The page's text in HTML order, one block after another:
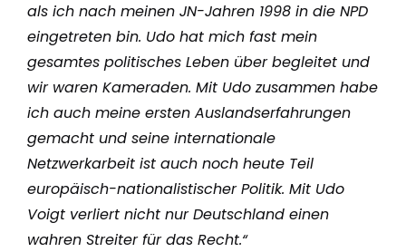
als ich nach meinen JN-Jahren 1998 in die NPD
eingetreten bin. Udo hat mich fast mein
gesamtes politisches Leben über begleitet und
wir waren Kameraden. Mit Udo zusammen habe
ich auch meine ersten Auslandserfahrungen
gemacht und seine internationale
Netzwerkarbeit ist auch noch heute Teil
europäisch-nationalistischer Politik. Mit Udo
Voigt verliert nicht nur Deutschland einen
wahren Streiter für das Recht.“